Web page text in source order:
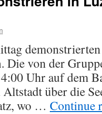
Die von der
Uhr auf dem
über die
wo … Continue